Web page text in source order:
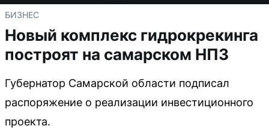
БИЗНЕС
Новый комплекс гидрокрекинга
построят на самарском НПЗ
Губернатор Самарской области подписал
распоряжение о реализации инвестиционного
проекта.